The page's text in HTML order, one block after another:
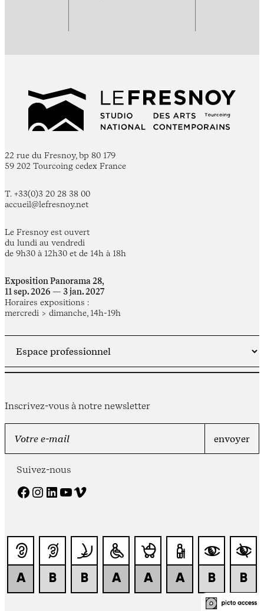
22 rue du Fresnoy, bp 80 179
59 202 Tourcoing cedex France
T. +33(0)3 20 28 38 00
accueil@lefresnoy.net
Le Fresnoy est ouvert
du lundi au vendredi
de 9h30 à 12h30 et de 14h à 18h
Exposition Panorama 28,
11 sep. 2026 — 3 jan. 2027
Horaires expositions :
mercredi > dimanche, 14h-19h
Inscrivez-vous à notre newsletter
Suivez-nous
Facebook Instagram LinkedIn YouTube Vimeo